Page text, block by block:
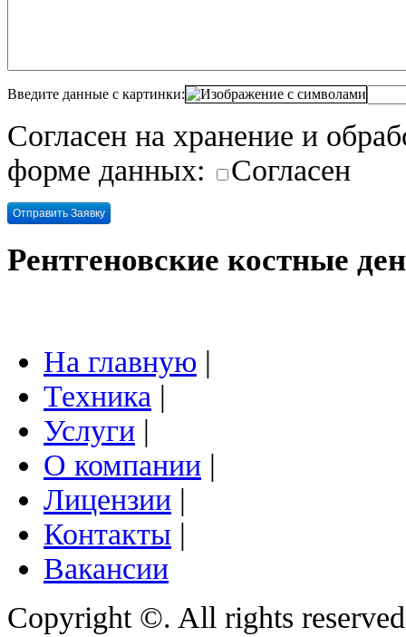
Введите данные с картинки:
Согласен на хранение и
форме данных:
Согласен
Рентгеновские костные
На главную |
Техника |
Услуги |
О компании |
Лицензии |
Контакты |
Вакансии
Copyright ©. All rights